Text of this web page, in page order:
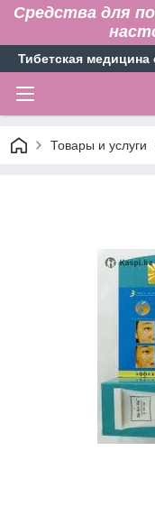
Средства для
Тибетская медицина
Товары и услуги